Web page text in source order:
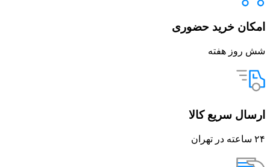
امکان خرید حضوری
شش روز هفته
ارسال سریع کالا
۲۴ ساعته در تهران